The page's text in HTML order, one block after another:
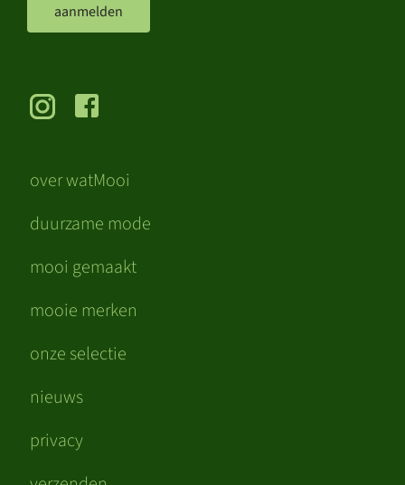
over watMooi
duurzame mode
mooi gemaakt
mooie merken
onze selectie
nieuws
privacy
aanmelden